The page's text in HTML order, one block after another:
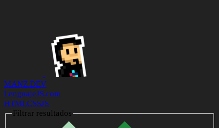
MANZ.DEV
LenguajeJS.com
HTMLCSSJS
Filtrar resultados